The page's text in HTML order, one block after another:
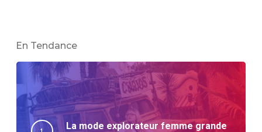
En Tendance
La mode explorateur femme grande